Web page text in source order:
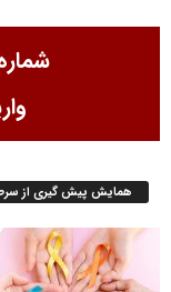
همایش پیش گیری از